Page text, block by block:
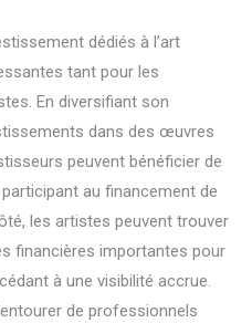
dédiés à l’art
tant pour les
En diversifiant son
dans des œuvres
peuvent bénéficier de
au financement de
les artistes peuvent trouver
financières importantes pour
à une visibilité accrue.
de professionnels